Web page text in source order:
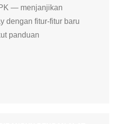
— menjanjikan
dengan fitur-fitur baru
panduan